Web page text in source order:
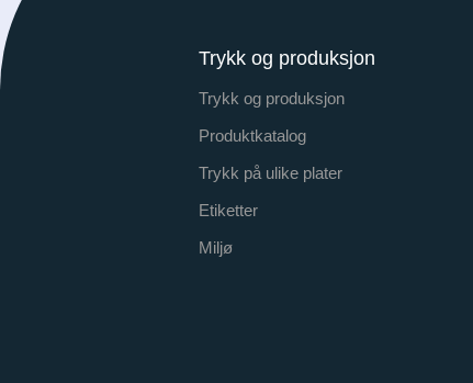
Trykk og produksjon
Trykk og produksjon
Produktkatalog
Trykk på ulike plater
Etiketter
Miljø